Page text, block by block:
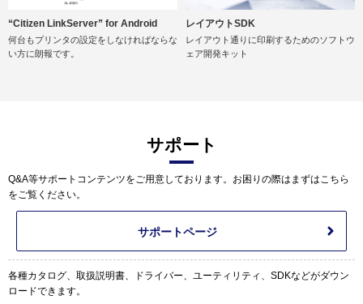
“Citizen LinkServer” for Android
何台もプリンタの設定をしなければならな
い方に朗報です。
レイアウトSDK
レイアウト通りに印刷するためのソフトウ
ェア開発キット
サポート
Q&A等サポートコンテンツをご用意しております。お困りの際はまずはこちら
をご覧ください。
サポートページ
各種カタログ、取扱説明書、ドライバー、ユーティリティ、SDKなどがダウン
ロードできます。